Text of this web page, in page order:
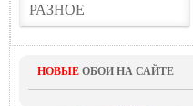
РАЗНОЕ
НОВЫЕ ОБОИ НА САЙТЕ